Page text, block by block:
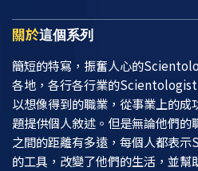
關於這個系列
簡短的特寫，振奮人心的
各地，各行各行業的
以想像得到的職業，從事業上的
題提供個人敘述。但是無論他們的
之間的距離有多遠，每個人都表
的工具，改變了他們的生活，並幫